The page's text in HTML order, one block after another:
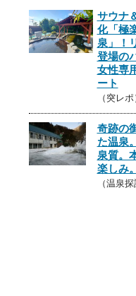
サウナ
化「極
泉」！
登場の
女性専
ート
（突レポ
奇跡の
た温泉
泉質。
楽しみ。
（温泉探